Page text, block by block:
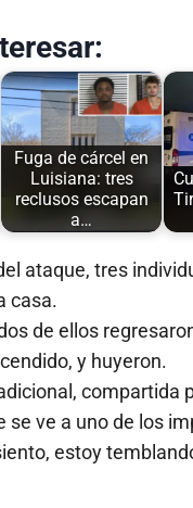
Fuga de cárcel en
Luisiana: tres
reclusos escapan
a…
ataque, tres
casa.
de ellos
y huyeron.
compartida
se ve a uno de los
estoy